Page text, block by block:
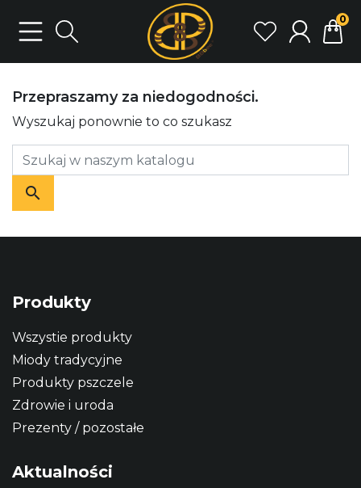
0
Przepraszamy za niedogodności.
Wyszukaj ponownie to co szukasz
Produkty
Wszystie produkty
Miody tradycyjne
Produkty pszczele
Zdrowie i uroda
Prezenty / pozostałe
Aktualności